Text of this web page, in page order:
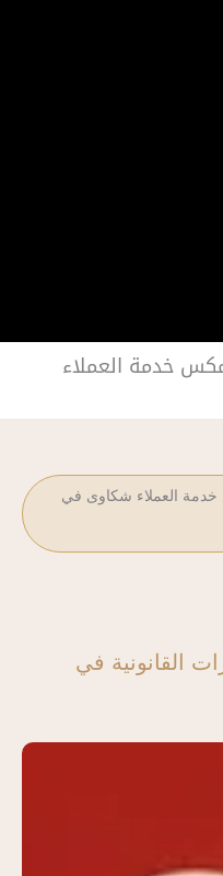
خدمة العملاء
العملاء شكاوى في
القانونية في